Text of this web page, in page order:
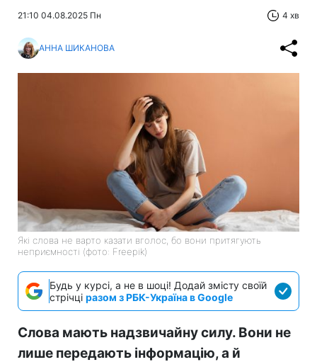
21:10 04.08.2025 Пн 4 хв
АННА ШИКАНОВА
Які слова не варто казати вголос, бо вони притягують
неприємності (фото: Freepik)
Будь у курсі, а не в шоці! Додай змісту своїй
стрічці разом з РБК-Україна в Google
Слова мають надзвичайну силу. Вони не
лише передають інформацію, а й